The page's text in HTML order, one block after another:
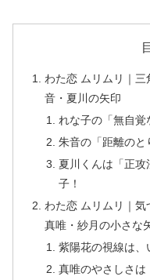
わた恋 ムリムリ｜
音・夏川の矢印
れな子の「無自覚
朱音の「距離の
夏川くんは「正攻
子！
わた恋 ムリムリ｜気
真唯・紗月の小さな
紫陽花の視線は、
真唯のやさしさは